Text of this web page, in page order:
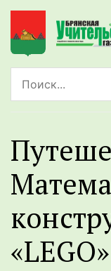
«LEGO»